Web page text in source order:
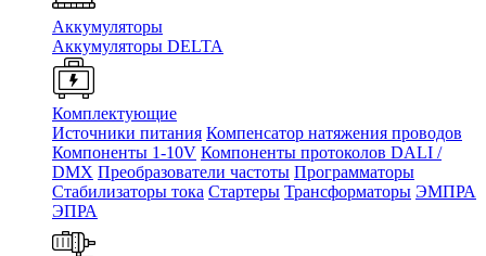
Аккумуляторы
Аккумуляторы DELTA
Комплектующие
Источники питания Компенсатор натяжения проводов
Компоненты 1-10V Компоненты протоколов DALI /
DMX Преобразователи частоты Программаторы
Стабилизаторы тока Стартеры Трансформаторы ЭМПРА
ЭПРА